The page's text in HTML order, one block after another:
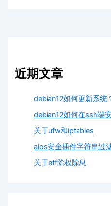
近期文章
debian12如何更新系统
debian12如何在ssh端
关于ufw和iptables
aios安全插件字符串过
关于etf除权除息